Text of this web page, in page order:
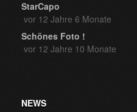
StarCapo
vor 12 Jahre 6 Monate
Schönes Foto !
vor 12 Jahre 10 Monate
NEWS